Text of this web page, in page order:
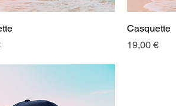
Casquette
Prix
19,00 €